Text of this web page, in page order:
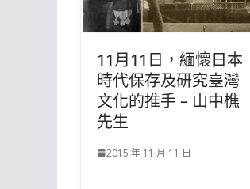
11月11日，緬懷日本
時代保存及研究臺灣
文化的推手 – 山中樵
先生
2015 年 11 月 11 日